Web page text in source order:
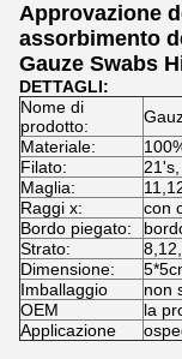
Approvazione
assorbimento
Gauze Swabs
DETTAGLI:
Nome di
prodotto:
Materiale:
Filato:
Maglia:
Raggi x:
con
Bordo piegato:
Strato:
Dimensione:
Imballaggio
non
OEM
la
Applicazione